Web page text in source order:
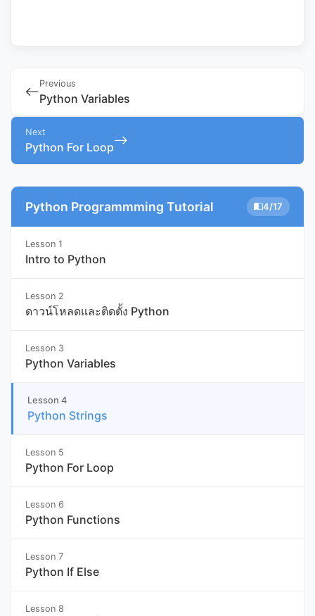
Previous
Python Variables
Next
Python For Loop
Python Programmming Tutorial 4/17
Lesson 1
Intro to Python
Lesson 2
ดาวน์โหลดและติดตั้ง Python
Lesson 3
Python Variables
Lesson 4
Python Strings
Lesson 5
Python For Loop
Lesson 6
Python Functions
Lesson 7
Python If Else
Lesson 8